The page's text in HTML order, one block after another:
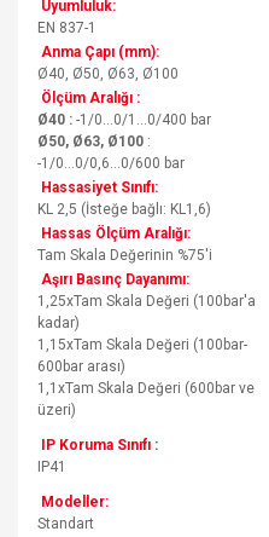
Uyumluluk:
EN 837-1
Anma Çapı (mm):
Ø40, Ø50, Ø63, Ø100
Ölçüm Aralığı :
Ø40 : -1/0...0/1...0/400 bar
Ø50, Ø63, Ø100 :
-1/0...0/0,6...0/600 bar
Hassasiyet Sınıfı:
KL 2,5 (İsteğe bağlı: KL1,6)
Hassas Ölçüm Aralığı:
Tam Skala Değerinin %75'i
Aşırı Basınç Dayanımı:
1,25xTam Skala Değeri (100bar'a
kadar)
1,15xTam Skala Değeri (100bar-
600bar arası)
1,1xTam Skala Değeri (600bar ve
üzeri)
IP Koruma Sınıfı :
IP41
Modeller:
Standart